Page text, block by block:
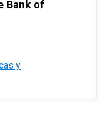
Bank of
y